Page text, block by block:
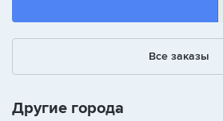
Все заказы
Другие города